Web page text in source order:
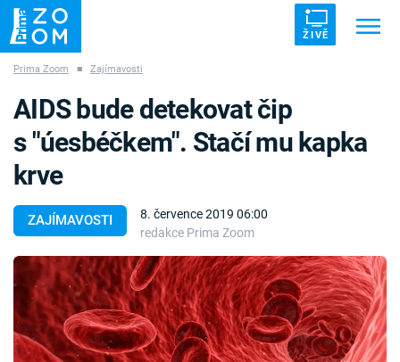
ŽIVĚ
ZÁHADY VETŘELCI DÁVNOVĚKU
Témata
Témata
Pořady
Prima Zoom ■ Zajímavosti
ZAJÍMAVOSTI
8. července 2019 06:00
redakce Prima Zoom
AIDS bude detekovat čip
s "úesbéčkem". Stačí mu kapka
krve